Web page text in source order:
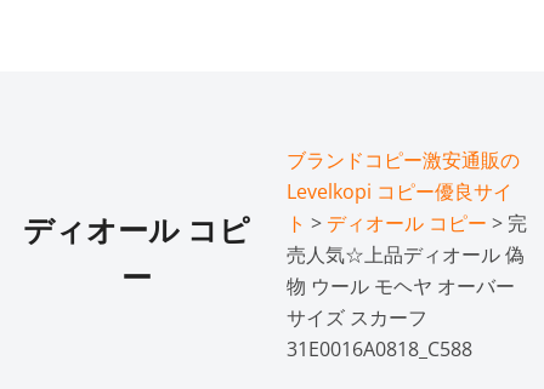
ディオール コピ
ー
ブランドコピー激安通販の
Levelkopi コピー優良サイ
ト > ディオール コピー > 完
売人気☆上品ディオール 偽
物 ウール モヘヤ オーバー
サイズ スカーフ
31E0016A0818_C588